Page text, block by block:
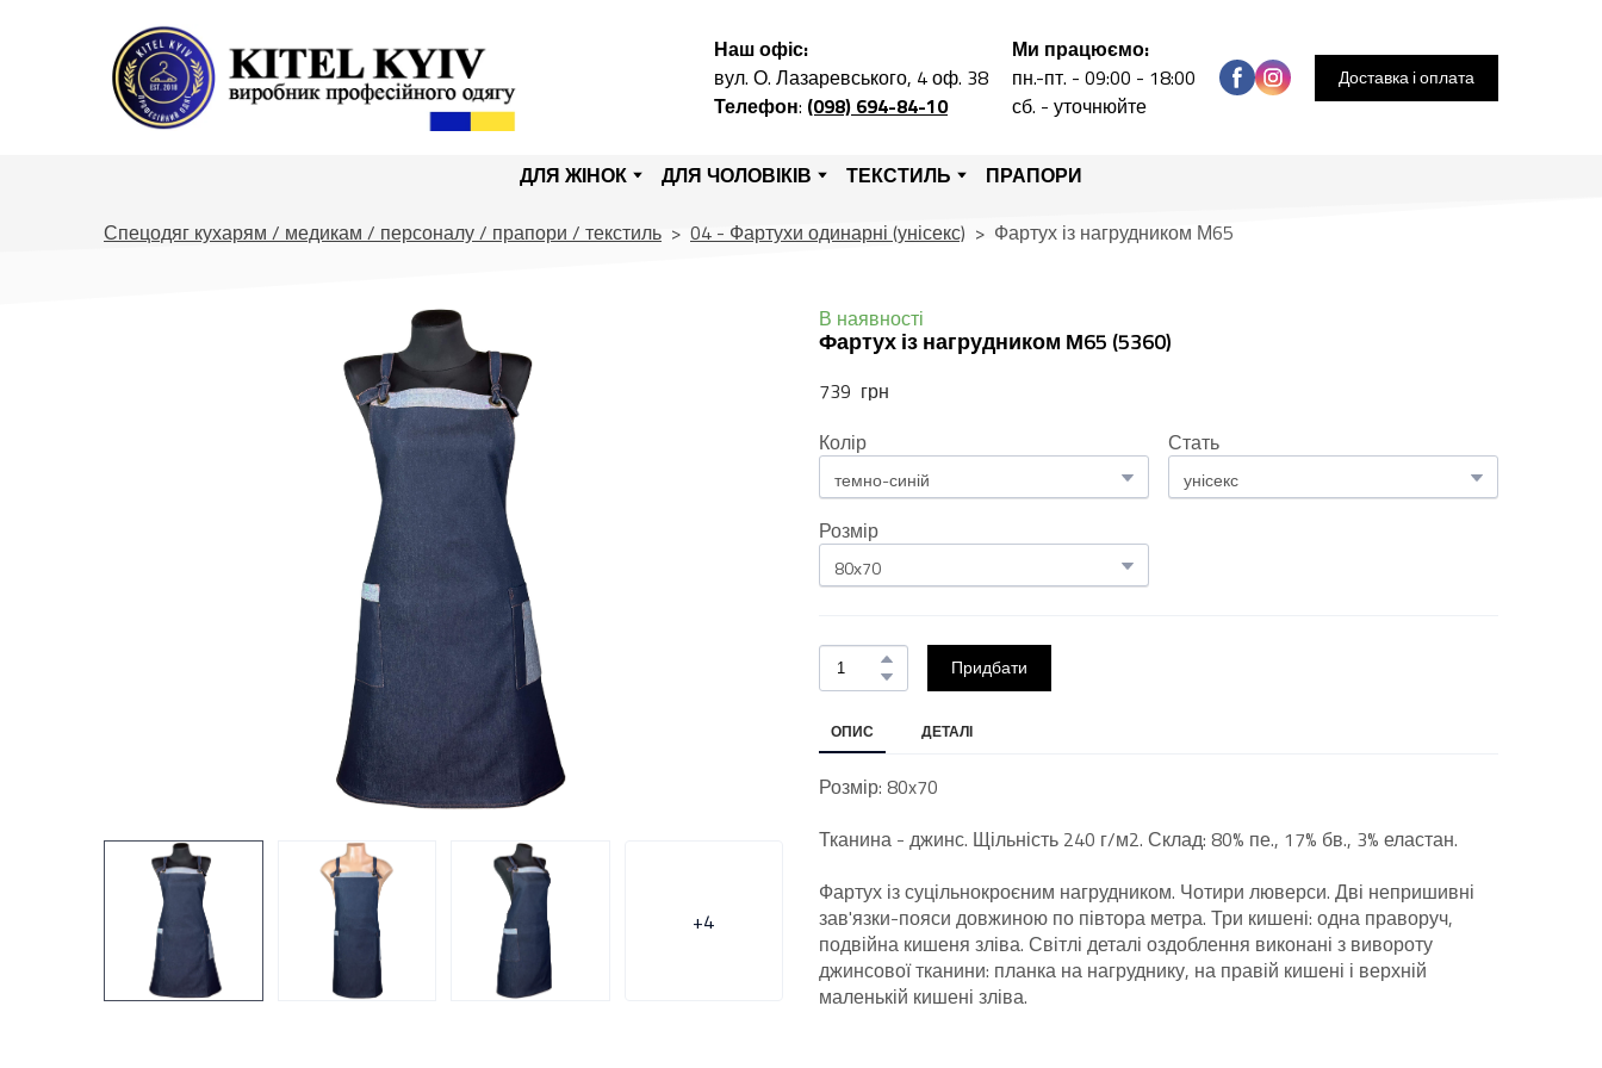
Наш офіс:
вул. О. Лазаревського, 4 оф. 38
Телефон: (098) 694-84-10
Ми працюємо:
пн.-пт. - 09:00 - 18:00
сб. - уточнюйте
Доставка і оплата
ДЛЯ ЖІНОК ДЛЯ ЧОЛОВІКІВ ТЕКСТИЛЬ
ПРАПОРИ
Спецодяг кухарям / медикам / персоналу / прапори / текстиль
04 - Фартухи одинарні (унісекс) Фартух із нагрудником М65
+4
В наявності
Фартух із нагрудником М65 (5360)
739  грн
Колір
Стать
Розмір
Придбати
ОПИС ДЕТАЛІ
Розмір: 80x70
Тканина - джинс. Щільність 240 г/м2. Склад: 80% пе., 17% бв., 3% еластан.
Фартух із суцільнокроєним нагрудником. Чотири люверси. Дві непришивні
зав'язки-пояси довжиною по півтора метра. Три кишені: одна праворуч,
подвійна кишеня зліва. Світлі деталі оздоблення виконані з вивороту
джинсової тканини: планка на нагруднику, на правій кишені і верхній
маленькій кишені зліва.